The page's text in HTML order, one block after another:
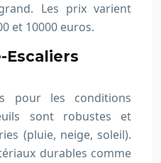
Les prix varient
et 10000 euros.
Escaliers
pour les conditions
sont robustes et
(pluie, neige, soleil).
durables comme